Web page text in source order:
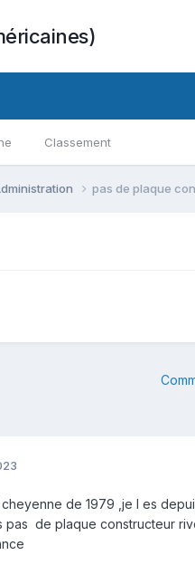
Classement
pas de plaque
de 1979 ,je l es
pas de plaque constructeur